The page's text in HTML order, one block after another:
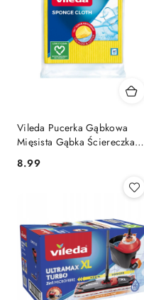
Vileda Pucerka Gąbkowa
Mięsista Gąbka Ściereczka
Cena:
8.99